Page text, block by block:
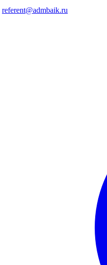
referent@admbaik.ru